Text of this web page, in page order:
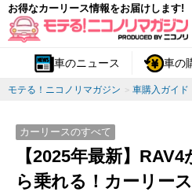
お得なカーリース情報をお届けします!
車のニュース 車の
モテる！ニコノリマガジン 車購入ガイド
カーリースのすべて
【2025年最新】
ら乗れる！カーリー